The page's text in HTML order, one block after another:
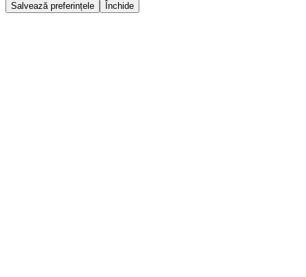
Salvează preferințele Închide